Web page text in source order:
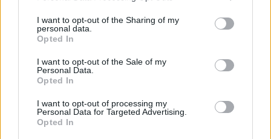
not limited to your visit or usage behaviour. You may click to
grant or deny consent to Google and its third-party tags to
use your data for below specified purposes in below Google
consent section.
I want to opt-out of the Sharing of my
personal data.
Opted In
I want to opt-out of the Sale of my
Personal Data.
Opted In
I want to opt-out of processing my
Personal Data for Targeted Advertising.
Opted In
huszonötmillió forint előleget utal át a társasháznak.
Ezentúl biztonsággal repülhetnek a rétisasok és a
fekete gólyák a Gemencben
2019.08.06